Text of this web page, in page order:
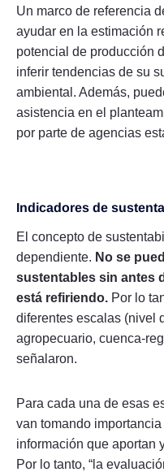
Un marco de referencia
ayudar en la estimación
potencial de producción
inferir tendencias de su
ambiental. Además,
asistencia en el
por parte de agencias
Indicadores de
El concepto de
dependiente. No se
sustentables sin antes
está refiriendo. Por lo
diferentes escalas (nivel
agropecuario, cuenca-
señalaron.
Para cada una de esas
van tomando
información que aportan
Por lo tanto, “la